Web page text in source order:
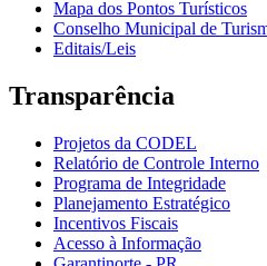
Mapa dos Pontos Turísticos
Conselho Municipal de
Editais/Leis
Transparência
Projetos da CODEL
Relatório de Controle Interno
Programa de Integridade
Planejamento Estratégico
Incentivos Fiscais
Acesso à Informação